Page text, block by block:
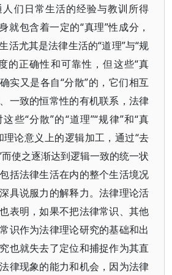
们日常生活的经验与教训所得
就包含着一定的“真理”性成分，
活尤其是法律生活的“道理”与“规
的正确性和可靠性，但这些“真
实又是各自“分散”的，它们相互
一致的恒常性的有机联系，法律
些“分散”的“道理”“规律”和“真
理论意义上的逻辑加工，通过“去
使之逐渐达到逻辑一致的统一状
括法律生活在内的整个生活境况
具说服力的解释力。法律理论活
表明，如果不把法律常识、其他
识作为法律理论研究的基础和出
也就失去了定位和捕捉作为其直
律现象的能力和机会，因为法律